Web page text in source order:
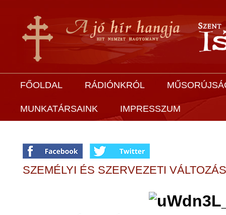
FŐOLDAL RÁDIÓNKRÓL
MUNKATÁRSAINK IMPRESSZUM
SZEMÉLYI ÉS SZERVEZETI